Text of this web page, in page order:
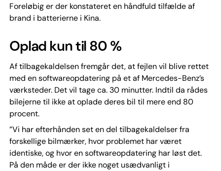
Foreløbig er der konstateret en håndfuld tilfælde af
brand i batterierne i Kina.
Oplad kun til 80 %
Af tilbagekaldelsen fremgår det, at fejlen vil blive rettet
med en softwareopdatering på et af Mercedes-Benz’s
værksteder. Det vil tage ca. 30 minutter. Indtil da rådes
bilejerne til ikke at oplade deres bil til mere end 80
procent.
”Vi har efterhånden set en del tilbagekaldelser fra
forskellige bilmærker, hvor problemet har været
identiske, og hvor en softwareopdatering har løst det.
På den måde er der ikke noget usædvanligt i